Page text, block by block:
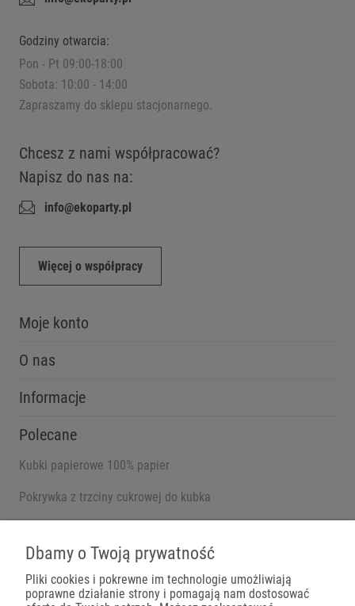
Godziny otwarcia:
Pon - Pt 09:00-18:00
Sobota: 10:00 - 14:00
Zapraszamy do sklepu stacjonarnego.
Chcesz z nami współpracować?
Napisz do nas na:
info@ekoparty.pl
Więcej o współpracy
Moje konto
O nas
Informacje
Polecane
Kubki papierowe 100% papier
Pokrywka z trzciny cukrowej do kubka
Dbamy o Twoją prywatność
Pliki cookies i pokrewne im technologie umożliwiają
poprawne działanie strony i pomagają nam dostosować